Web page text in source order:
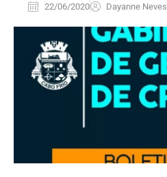
22/06/2020 Dayanne Neves